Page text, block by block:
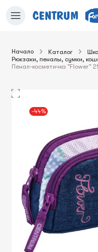
в корзину
Начало Каталог
Рюкзаки, пеналы, сумки,
Пенал-косметичка "Flower"
-44%